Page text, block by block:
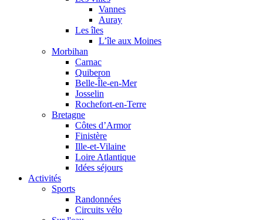
Vannes
Auray
Les îles
L’île aux Moines
Morbihan
Carnac
Quiberon
Belle-Île-en-Mer
Josselin
Rochefort-en-Terre
Bretagne
Côtes d’Armor
Finistère
Ille-et-Vilaine
Loire Atlantique
Idées séjours
Activités
Sports
Randonnées
Circuits vélo